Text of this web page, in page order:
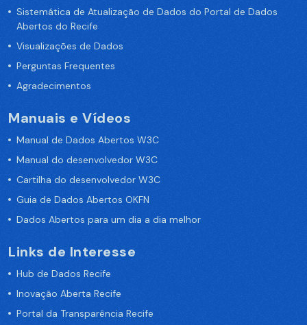
Sistemática de Atualização de Dados do Portal de Dados
Abertos do Recife
Visualizações de Dados
Perguntas Frequentes
Agradecimentos
Manuais e Vídeos
Manual de Dados Abertos W3C
Manual do desenvolvedor W3C
Cartilha do desenvolvedor W3C
Guia de Dados Abertos OKFN
Dados Abertos para um dia a dia melhor
Links de Interesse
Hub de Dados Recife
Inovação Aberta Recife
Portal da Transparência Recife